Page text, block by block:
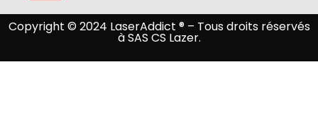
Copyright © 2024 LaserAddict ® – Tous droits réservés
à SAS CS Lazer.